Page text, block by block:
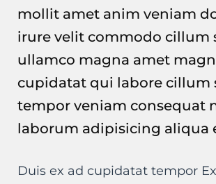
mollit amet anim veniam
irure velit commodo cillum
ullamco magna amet
cupidatat qui labore cillum
tempor veniam consequat
laborum adipisicing aliqua
Duis ex ad cupidatat tempor